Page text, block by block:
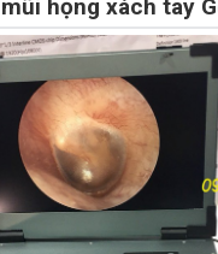
họng xách tay